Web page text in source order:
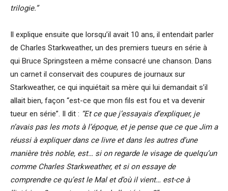
trilogie.”
Il explique ensuite que lorsqu’il avait 10 ans, il entendait parler
de Charles Starkweather, un des premiers tueurs en série à
qui Bruce Springsteen a même consacré une chanson. Dans
un carnet il conservait des coupures de journaux sur
Starkweather, ce qui inquiétait sa mère qui lui demandait s’il
allait bien, façon “est-ce que mon fils est fou et va devenir
tueur en série”. Il dit : “Et ce que j’essayais d’expliquer, je
n’avais pas les mots à l’époque, et je pense que ce que Jim a
réussi à expliquer dans ce livre et dans les autres d’une
manière très noble, est… si on regarde le visage de quelqu’un
comme Charles Starkweather, et si on essaye de
comprendre ce qu’est le Mal et d’où il vient… est-ce à